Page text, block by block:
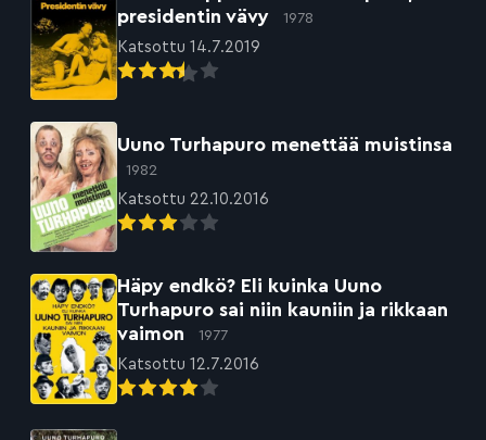
presidentin vävy
1978
Katsottu 14.7.2019
Uuno Turhapuro menettää muistinsa
1982
Katsottu 22.10.2016
Häpy endkö? Eli kuinka Uuno
Turhapuro sai niin kauniin ja rikkaan
vaimon
1977
Katsottu 12.7.2016